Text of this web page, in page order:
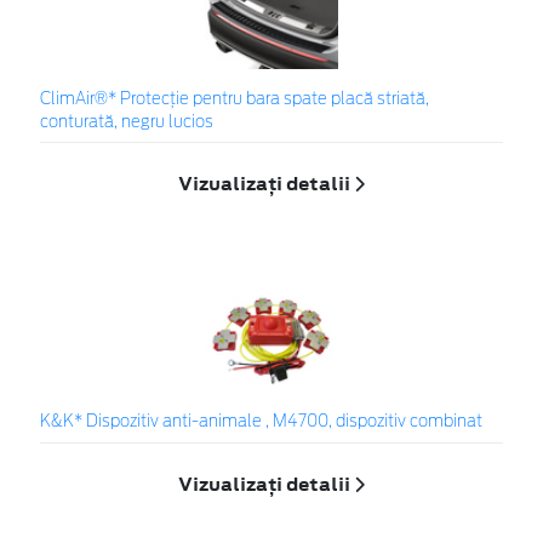
ClimAir®* Protecţie pentru bara spate placă striată,
conturată, negru lucios
Vizualizați detalii
K&K* Dispozitiv anti-animale , M4700, dispozitiv combinat
Vizualizați detalii